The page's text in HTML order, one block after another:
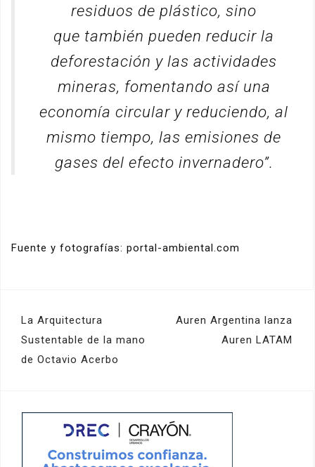
residuos de plástico, sino
que también pueden reducir la
deforestación y las actividades
mineras, fomentando así una
economía circular y reduciendo, al
mismo tiempo, las emisiones de
gases del efecto invernadero”.
Fuente y fotografías: portal-ambiental.com
Navegación
de
entradas
La Arquitectura
Sustentable de la mano
de Octavio Acerbo
Auren Argentina lanza
Auren LATAM